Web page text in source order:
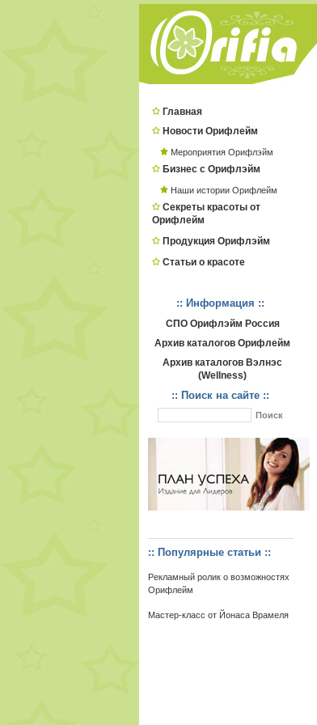
Главная
Новости Орифлейм
Мероприятия Орифлэйм
Бизнес с Орифлэйм
Наши истории Орифлейм
Секреты красоты от
Орифлейм
Продукция Орифлэйм
Статьи о красоте
:: Информация ::
СПО Орифлэйм Россия
Архив каталогов Орифлейм
Архив каталогов Вэлнэс
(Wellness)
:: Поиск на сайте ::
:: Популярные статьи ::
Рекламный ролик о возможностях
Орифлейм
Мастер-класс от Йонаса Врамеля